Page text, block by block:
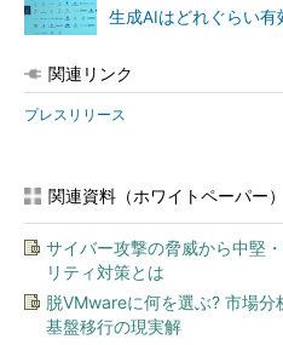
生成AIはどれぐらい有
関連リンク
プレスリリース
関連資料（ホワイトペーパー）
サイバー攻撃の脅威から中堅
リティ対策とは
脱VMwareに何を選ぶ? 市場
基盤移行の現実解